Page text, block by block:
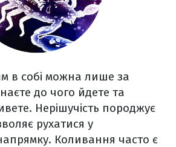
в собі можна лише за
до чого йдете та
Нерішучість породжує
рухатися у
Коливання часто є